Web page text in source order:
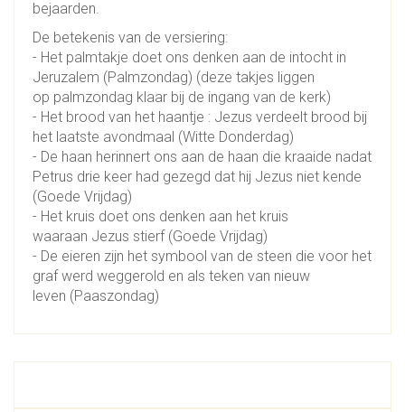
bejaarden.
De betekenis van de versiering:
- Het palmtakje doet ons denken aan de intocht in
Jeruzalem (Palmzondag) (deze takjes liggen
op palmzondag klaar bij de ingang van de kerk)
- Het brood van het haantje : Jezus verdeelt brood bij
het laatste avondmaal (Witte Donderdag)
- De haan herinnert ons aan de haan die kraaide nadat
Petrus drie keer had gezegd dat hij Jezus niet kende
(Goede Vrijdag)
- Het kruis doet ons denken aan het kruis
waaraan Jezus stierf (Goede Vrijdag)
- De eieren zijn het symbool van de steen die voor het
graf werd weggerold en als teken van nieuw
leven (Paaszondag)